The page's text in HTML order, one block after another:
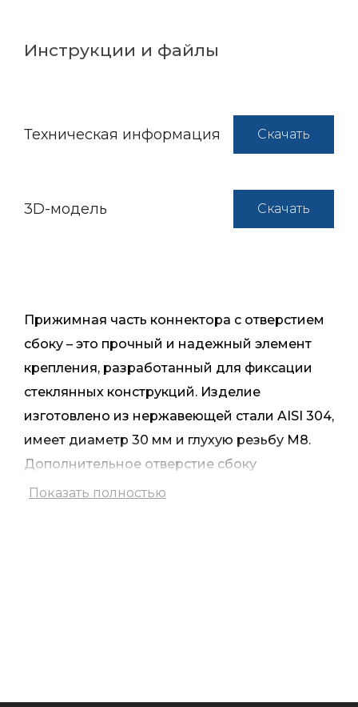
Инструкции и файлы
Техническая информация Скачать
3D-модель Скачать
Прижимная часть коннектора с отверстием
сбоку – это прочный и надежный элемент
крепления, разработанный для фиксации
стеклянных конструкций. Изделие
изготовлено из нержавеющей стали AISI 304,
имеет диаметр 30 мм и глухую резьбу М8.
Дополнительное отверстие сбоку
значительно облегчает монтаж,
повреждений в комплект входят ПВХ-
Показать полностью